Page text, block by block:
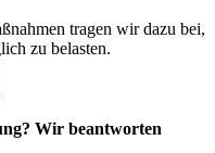
tragen wir dazu bei,
zu belasten.
Wir beantworten